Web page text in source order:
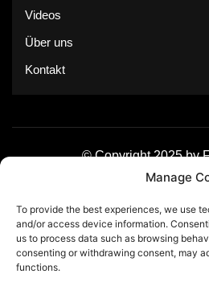
Manage
To provide the best experiences, we use
and/or access device information.
us to process data such as browsing
consenting or withdrawing consent, may
functions.
Videos
Über uns
Kontakt
© Copyright 2025 by